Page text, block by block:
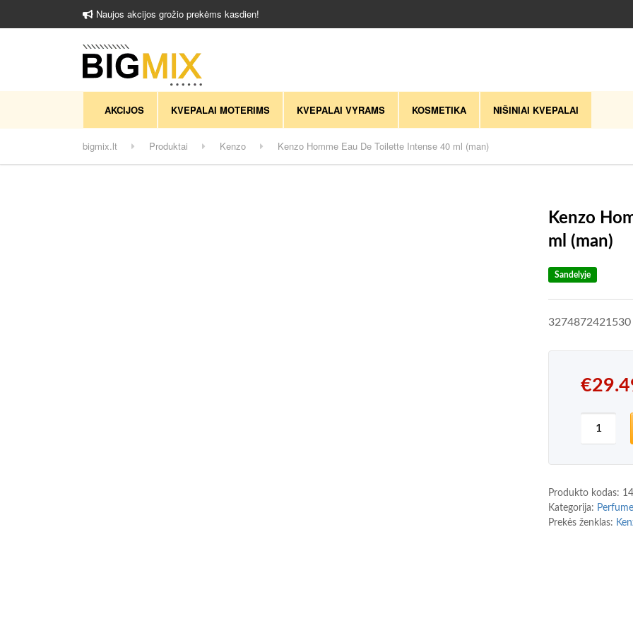
Naujos akcijos grožio prekėms kasdien!
AKCIJOS KVEPALAI MOTERIMS KVEPALAI VYRAMS KOSMETIKA NIŠINIAI KVEPALAI
bigmix.lt Produktai Kenzo Kenzo Homme Eau De Toilette Intense 40 ml (man)
Kenzo
ml (man)
Sandelyje
3274872421530
€
Produkto kodas:
Kategorija:
Prekės ženklas: